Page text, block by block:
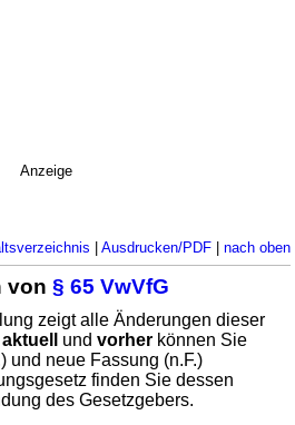
Anzeige
| Ausdrucken/PDF| nach oben
von§ 65 VwVfG
zeigt alle Änderungen dieser
aktuell undvorher können Sie
und neue Fassung (n.F.)
finden Sie dessen
des Gesetzgebers.